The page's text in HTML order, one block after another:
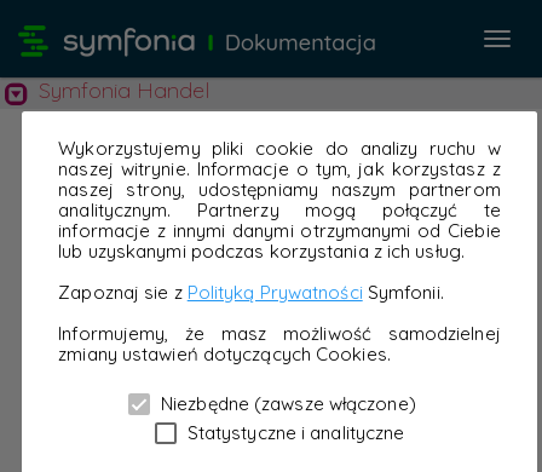
Wykorzystujemy pliki cookie do analizy ruchu w
naszej witrynie. Informacje o tym, jak korzystasz z
naszej strony, udostępniamy naszym partnerom
analitycznym. Partnerzy mogą połączyć te
informacje z innymi danymi otrzymanymi od Ciebie
lub uzyskanymi podczas korzystania z ich usług.
Zapoznaj sie z Polityką Prywatności Symfonii.
Informujemy, że masz możliwość samodzielnej
zmiany ustawień dotyczących Cookies.
Niezbędne (zawsze włączone)
Statystyczne i analityczne
Symfonia Handel